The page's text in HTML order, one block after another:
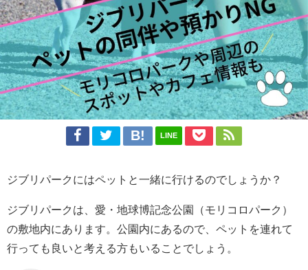
LINE
ジブリパークにはペットと一緒に行けるのでしょうか？
ジブリパークは、愛・地球博記念公園（モリコロパーク）
の敷地内にあります。公園内にあるので、ペットを連れて
行っても良いと考える方もいることでしょう。